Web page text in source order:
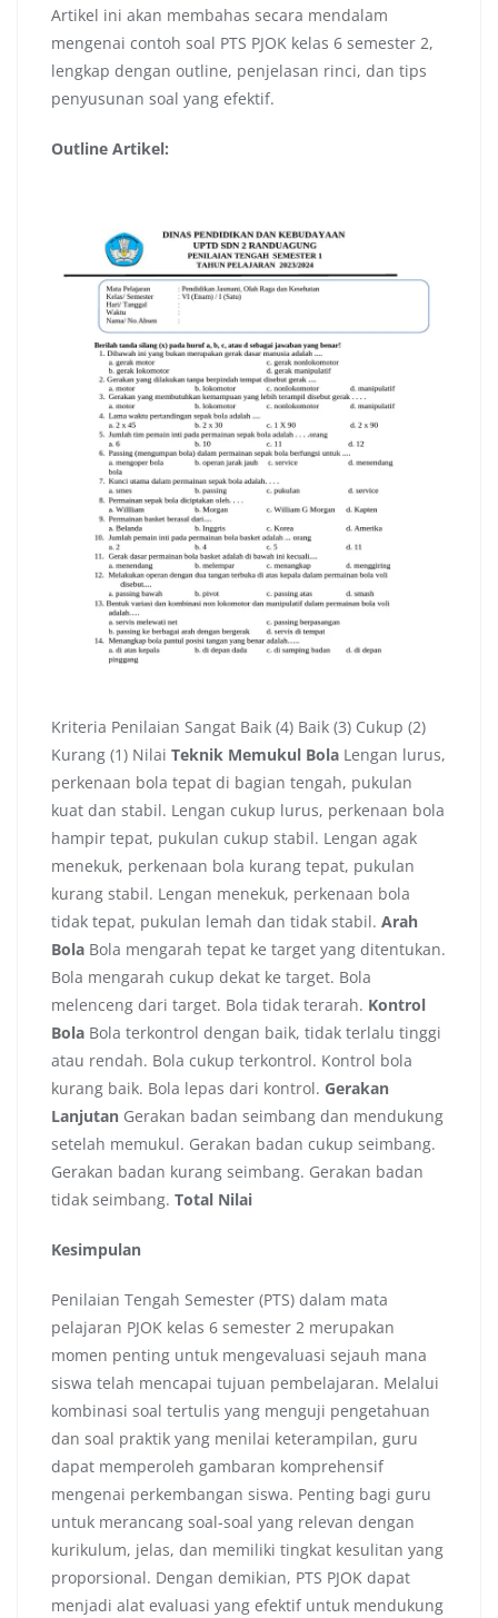
Artikel ini akan membahas secara mendalam
mengenai contoh soal PTS PJOK kelas 6 semester 2,
lengkap dengan outline, penjelasan rinci, dan tips
penyusunan soal yang efektif.
Outline Artikel:
Kriteria Penilaian Sangat Baik (4) Baik (3) Cukup (2)
Kurang (1) Nilai Teknik Memukul Bola Lengan lurus,
perkenaan bola tepat di bagian tengah, pukulan
kuat dan stabil. Lengan cukup lurus, perkenaan bola
hampir tepat, pukulan cukup stabil. Lengan agak
menekuk, perkenaan bola kurang tepat, pukulan
kurang stabil. Lengan menekuk, perkenaan bola
tidak tepat, pukulan lemah dan tidak stabil. Arah
Bola Bola mengarah tepat ke target yang ditentukan.
Bola mengarah cukup dekat ke target. Bola
melenceng dari target. Bola tidak terarah. Kontrol
Bola Bola terkontrol dengan baik, tidak terlalu tinggi
atau rendah. Bola cukup terkontrol. Kontrol bola
kurang baik. Bola lepas dari kontrol. Gerakan
Lanjutan Gerakan badan seimbang dan mendukung
setelah memukul. Gerakan badan cukup seimbang.
Gerakan badan kurang seimbang. Gerakan badan
tidak seimbang. Total Nilai
Kesimpulan
Penilaian Tengah Semester (PTS) dalam mata
pelajaran PJOK kelas 6 semester 2 merupakan
momen penting untuk mengevaluasi sejauh mana
siswa telah mencapai tujuan pembelajaran. Melalui
kombinasi soal tertulis yang menguji pengetahuan
dan soal praktik yang menilai keterampilan, guru
dapat memperoleh gambaran komprehensif
mengenai perkembangan siswa. Penting bagi guru
untuk merancang soal-soal yang relevan dengan
kurikulum, jelas, dan memiliki tingkat kesulitan yang
proporsional. Dengan demikian, PTS PJOK dapat
menjadi alat evaluasi yang efektif untuk mendukung